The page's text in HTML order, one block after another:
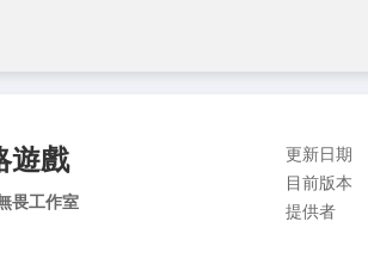
遊戲
畏工作室
更新日期
目前版本
提供者